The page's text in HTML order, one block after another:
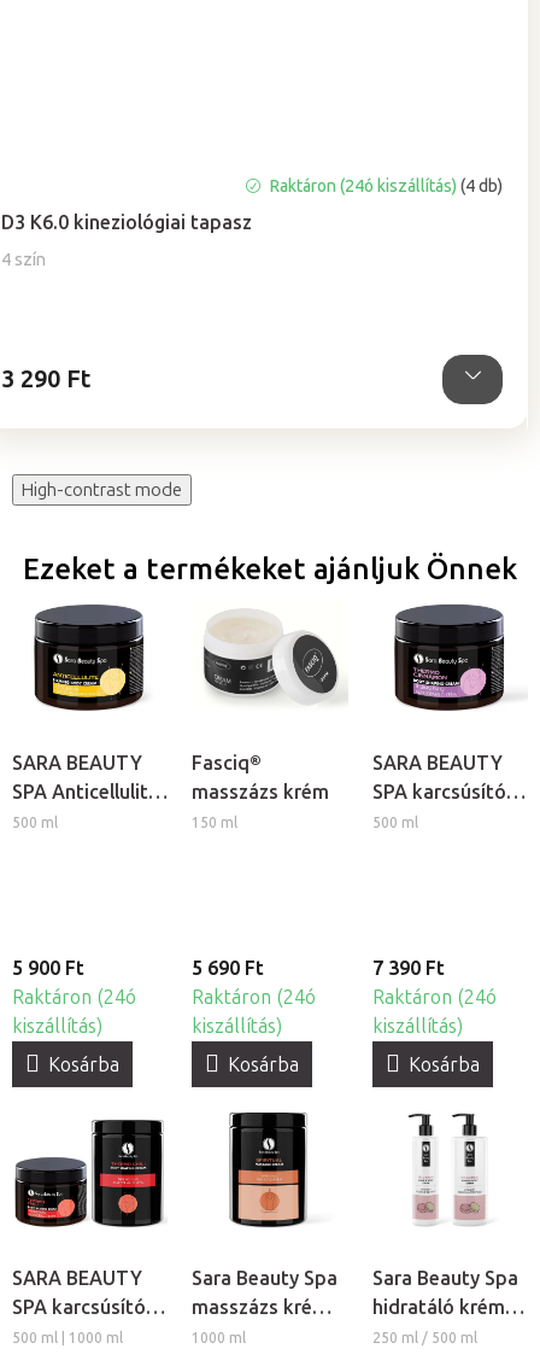
D3 K6.0 kineziológiai tapasz
4 szín
átlagos
értékelése
Raktáron (24ó kiszállítás)(4 db)
3 290 Ft
High-contrast mode
Ezeket a termékeket ajánljuk Önnek
SARA BEAUTY
SPA Anticellulite
krém
500 ml
5 900 Ft
Raktáron (24ó
kiszállítás)
Kosárba
Fasciq®
masszázs krém
150 ml
5 690 Ft
Raktáron (24ó
kiszállítás)
Kosárba
SARA BEAUTY
SPA karcsúsító
masszázs krém -
500 ml
7 390 Ft
Raktáron (24ó
kiszállítás)
Kosárba
SARA BEAUTY
SPA karcsúsító
masszázs krém -
500 ml | 1000 ml
Sara Beauty Spa
masszázs krém -
Spiritual
1000 ml
Sara Beauty Spa
hidratáló krém -
Macaron
250 ml / 500 ml